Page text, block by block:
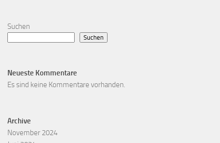
Suchen
Suchen
Neueste Kommentare
Es sind keine Kommentare vorhanden.
Archive
November 2024